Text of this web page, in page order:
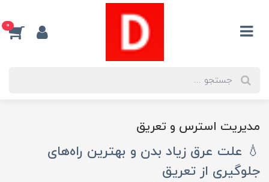
0
مدیریت استرس و تعریق
💧 علت عرق زیاد بدن و بهترین راه‌های
جلوگیری از تعریق